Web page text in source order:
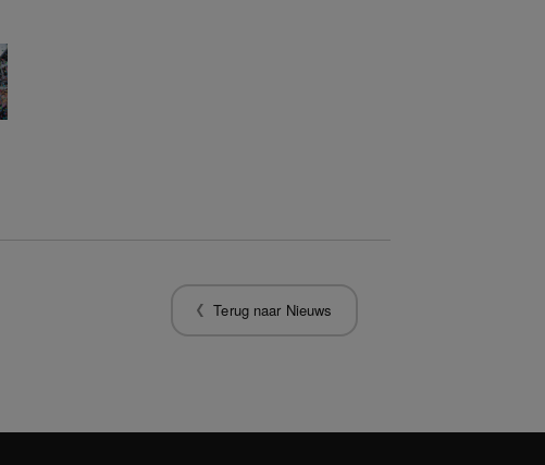
Terug naar Nieuws